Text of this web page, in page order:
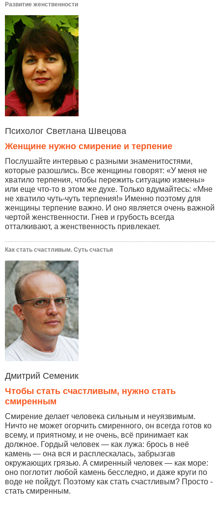
Развитие женственности
Психолог Светлана Швецова
Женщине нужно смирение и терпение
Послушайте интервью с разными знаменитостями,
которые разошлись. Все женщины говорят: «У меня не
хватило терпения, чтобы пережить ситуацию измены»
или еще что-то в этом же духе. Только вдумайтесь: «Мне
не хватило чуть-чуть терпения!» Именно поэтому для
женщины терпение важно. И оно является очень важной
чертой женственности. Гнев и грубость всегда
отталкивают, а женственность привлекает.
Как стать счастливым. Суть счастья
Дмитрий Семеник
Чтобы стать счастливым, нужно стать
смиренным
Смирение делает человека сильным и неуязвимым.
Ничто не может огорчить смиренного, он всегда готов ко
всему, и приятному, и не очень, всё принимает как
должное. Гордый человек — как лужа: брось в неё
камень — она вся и расплескалась, забрызгав
окружающих грязью. А смиренный человек — как море:
оно поглотит любой камень бесследно, и даже круги по
воде не пойдут. Поэтому как стать счастливым? Просто -
стать смиренным.